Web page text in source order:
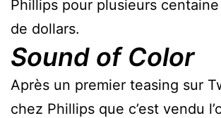
Phillips pour plusieurs
de dollars.
Sound of Color
Après un premier teasing sur
chez Phillips que c’est vendu